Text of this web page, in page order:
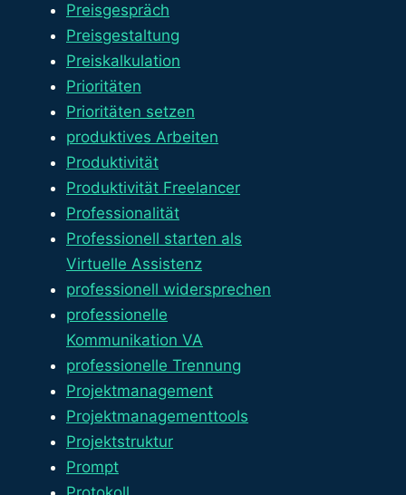
Preisgespräch
Preisgestaltung
Preiskalkulation
Prioritäten
Prioritäten setzen
produktives Arbeiten
Produktivität
Produktivität Freelancer
Professionalität
Professionell starten als
Virtuelle Assistenz
professionell widersprechen
professionelle
Kommunikation VA
professionelle Trennung
Projektmanagement
Projektmanagementtools
Projektstruktur
Prompt